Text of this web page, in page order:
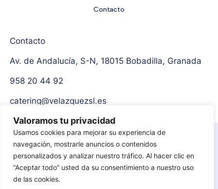
Valoramos tu privacidad
Usamos cookies para mejorar su experiencia de
navegación, mostrarle anuncios o contenidos
personalizados y analizar nuestro tráfico. Al hacer clic en
“Aceptar todo” usted da su consentimiento a nuestro uso
de las cookies.
Contacto
Contacto
Av. de Andalucía, S-N, 18015 Bobadilla, Granada
958 20 44 92
catering@velazquezsl.es
Aviso Legal Política de privacidad
Protección de datos